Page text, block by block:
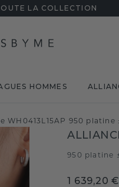
LA COLLECTION
HOMMES
WH0413L15AP 950 platine
950 platine
1 639,20 €